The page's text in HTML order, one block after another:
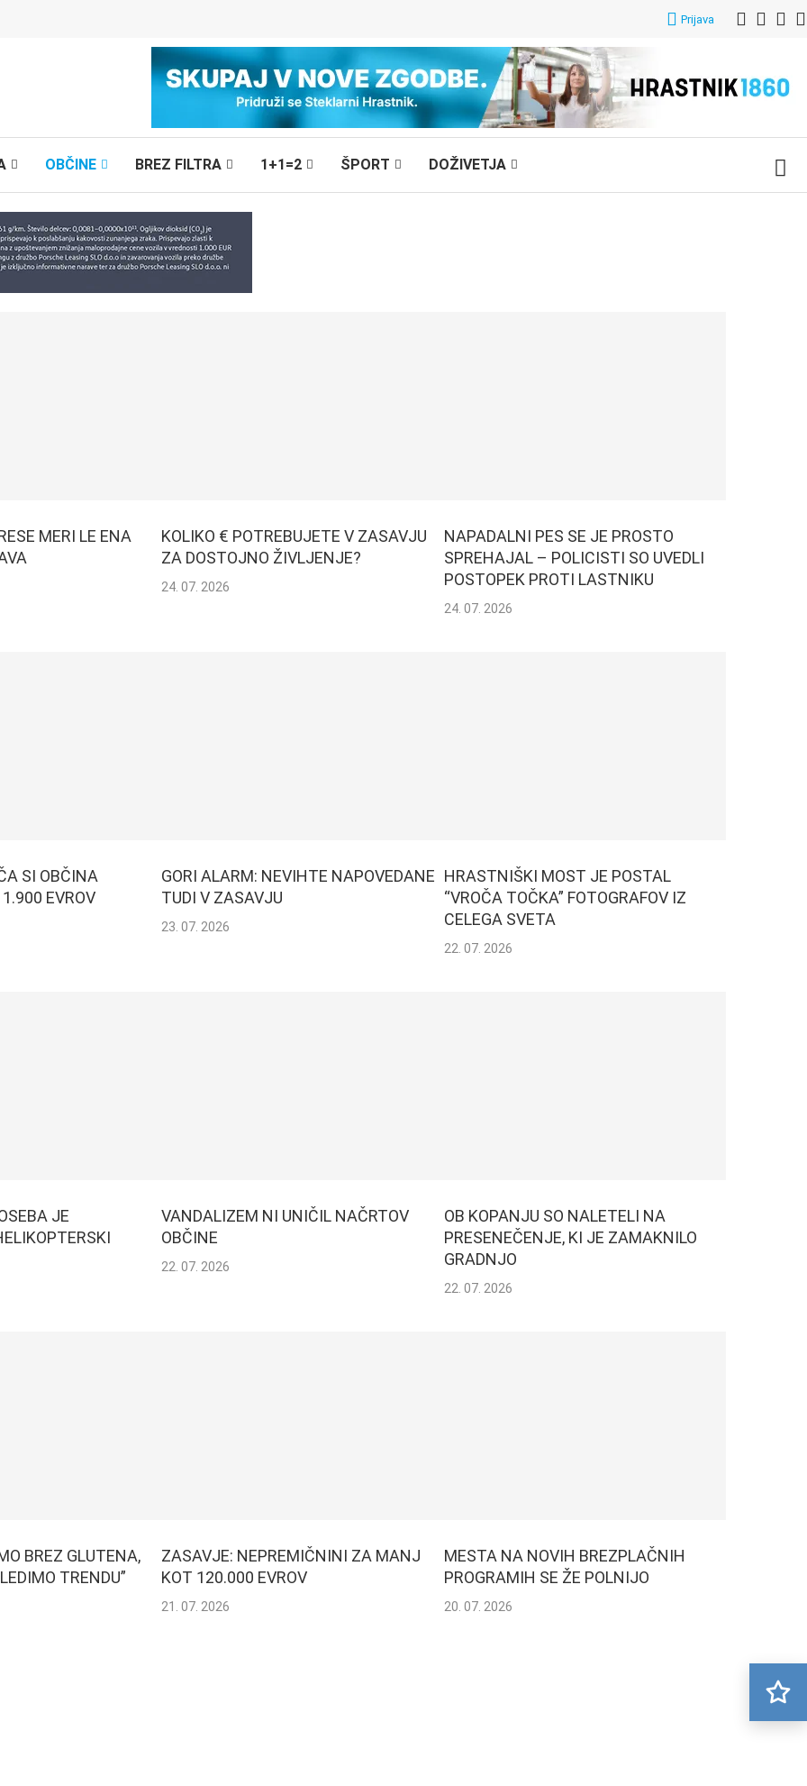
Prijava
OBČINE BREZ FILTRA 1+1=2 ŠPORT DOŽIVETJA
MERI LE ENA
KOLIKO € POTREBUJETE V ZASAVJU
ZA DOSTOJNO ŽIVLJENJE?
24. 07. 2026
NAPADALNI PES SE JE PROSTO
SPREHAJAL – POLICISTI SO UVEDLI
POSTOPEK PROTI LASTNIKU
24. 07. 2026
SI OBČINA
EVROV
GORI ALARM: NEVIHTE NAPOVEDANE
TUDI V ZASAVJU
23. 07. 2026
HRASTNIŠKI MOST JE POSTAL
“VROČA TOČKA” FOTOGRAFOV IZ
CELEGA SVETA
22. 07. 2026
JE
VANDALIZEM NI UNIČIL NAČRTOV
OBČINE
22. 07. 2026
OB KOPANJU SO NALETELI NA
PRESENEČENJE, KI JE ZAMAKNILO
GRADNJO
22. 07. 2026
BREZ GLUTENA,
TRENDU”
ZASAVJE: NEPREMIČNINI ZA MANJ
KOT 120.000 EVROV
21. 07. 2026
MESTA NA NOVIH BREZPLAČNIH
PROGRAMIH SE ŽE POLNIJO
20. 07. 2026